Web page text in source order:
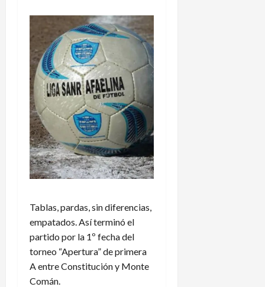
Tablas, pardas, sin diferencias,
empatados. Así terminó el
partido por la 1º fecha del
torneo “Apertura” de primera
A entre Constitución y Monte
Comán.